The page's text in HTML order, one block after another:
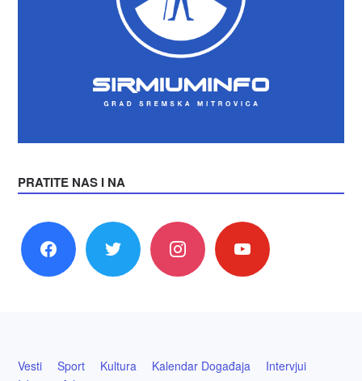
PRATITE NAS I NA
facebook twitter instagram youtube
Vesti Sport Kultura Kalendar Događaja
Intervjui